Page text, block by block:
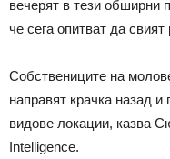
вечерят в тези обширни
че сега опитват да
Собствениците на
направят крачка назад
видове локации, казва
Intelligence.